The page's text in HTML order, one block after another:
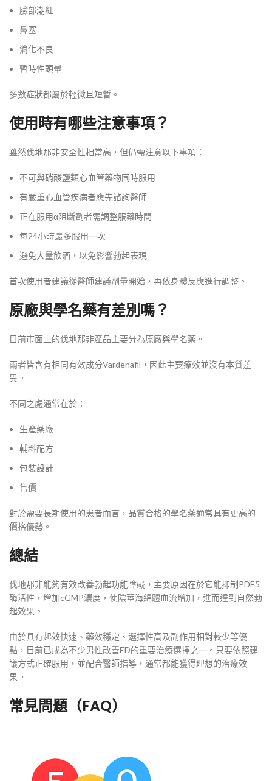
臉部潮紅
鼻塞
消化不良
暫時性頭暈
多數症狀都屬於輕微且短暫。
使用時有哪些注意事項？
雖然伐地那非安全性相當高，但仍需注意以下事項：
不可與硝酸鹽類心血管藥物同時服用
有嚴重心血管疾病者應先諮詢醫師
正在服用α阻斷劑者需調整服藥時間
每24小時最多服用一次
避免大量飲酒，以免影響勃起表現
首次使用者建議從醫師建議劑量開始，再依身體反應進行調整。
原廠與學名藥有差別嗎？
目前市面上的伐地那非產品主要分為原廠與學名藥。
兩者皆含有相同有效成分Vardenafil，因此主要療效並沒有本質差
異。
不同之處通常在於：
生產藥廠
輔料配方
包裝設計
售價
對於需要長期使用的患者而言，品質合格的學名藥通常具有更高的
價格優勢。
總結
伐地那非能夠有效改善勃起功能障礙，主要原因在於它能抑制PDE5
酶活性，增加cGMP濃度，使陰莖海綿體血流增加，進而達到自然勃
起效果。
由於具有起效快速、藥效穩定、選擇性高及副作用相對較少等優
點，目前已成為不少男性改善ED的重要治療選擇之一。只要依照建
議方式正確服用，並配合醫師指導，通常都能獲得理想的治療效
果。
常見問題（FAQ）